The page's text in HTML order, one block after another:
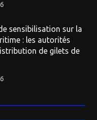
sensibilisation sur la
: les autorités
de gilets de